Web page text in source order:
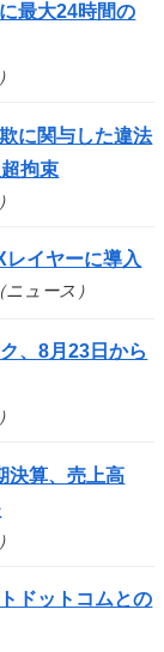
最大24時間の
に関与した違法
拘束
イヤーに導入
ュース）
、8月23日から
決算、売上高
ドットコムとの